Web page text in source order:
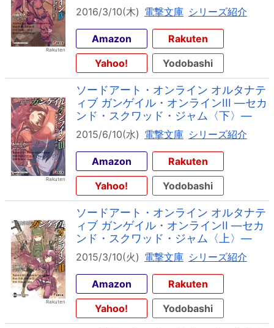
2016/3/10(木) 電撃文庫 シリーズ紹介
Amazon
Rakuten
Yahoo!
Yodobashi
ソードアート・オンライン オルタナテ
ィブ ガンゲイル・オンラインIII ―セカ
ンド・スクワッド・ジャム〈下〉―
2015/6/10(水) 電撃文庫 シリーズ紹介
Amazon
Rakuten
Yahoo!
Yodobashi
ソードアート・オンライン オルタナテ
ィブ ガンゲイル・オンラインII ―セカ
ンド・スクワッド・ジャム〈上〉―
2015/3/10(火) 電撃文庫 シリーズ紹介
Amazon
Rakuten
Yahoo!
Yodobashi